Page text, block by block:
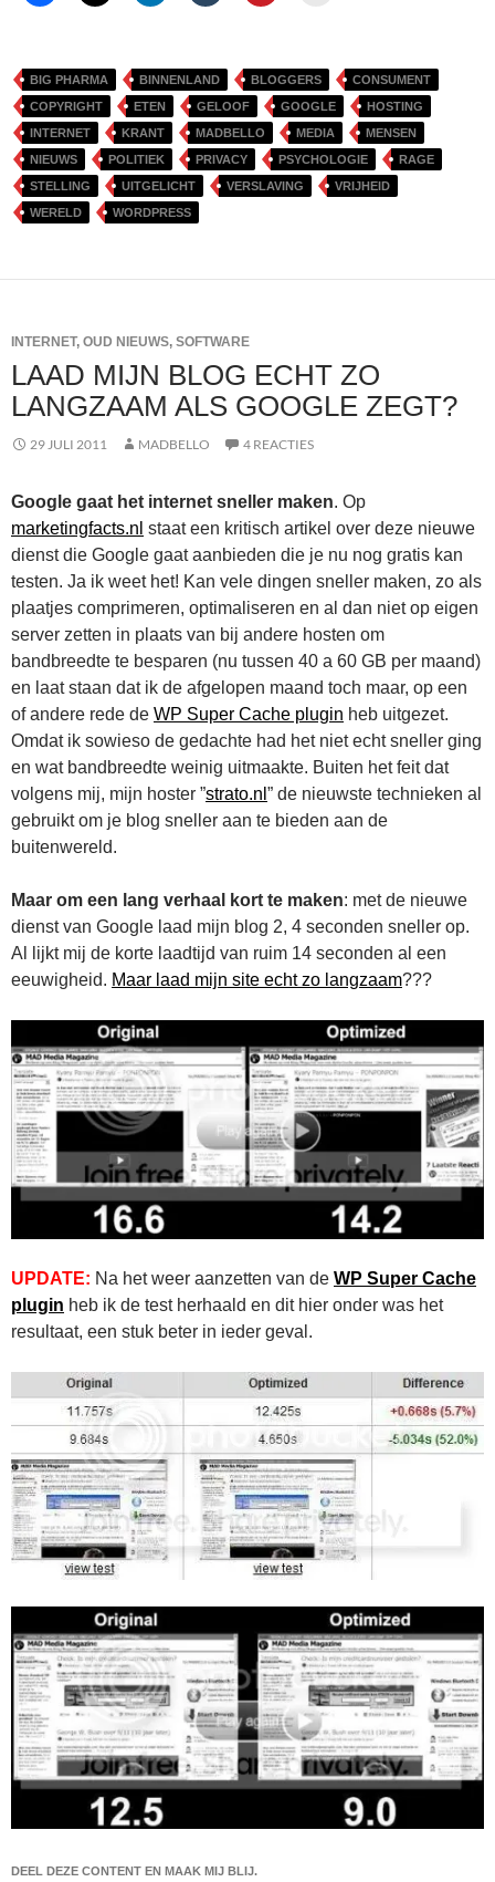
BIG PHARMA BINNENLAND BLOGGERS
CONSUMENT
COPYRIGHT
ETEN GELOOF GOOGLE
HOSTING
INTERNET
KRANT MADBELLO MEDIA
MENSEN
NIEUWS
POLITIEK PRIVACY PSYCHOLOGIE
RAGE
STELLING
UITGELICHT VERSLAVING
VRIJHEID
WERELD
WORDPRESS
INTERNET, OUD NIEUWS, SOFTWARE
LAAD MIJN BLOG ECHT ZO
LANGZAAM ALS GOOGLE ZEGT?
29 JULI 2011 MADBELLO 4 REACTIES
Google gaat het internet sneller maken. Op
marketingfacts.nl staat een kritisch artikel over deze nieuwe
dienst die Google gaat aanbieden die je nu nog gratis kan
testen. Ja ik weet het! Kan vele dingen sneller maken, zo als
plaatjes comprimeren, optimaliseren en al dan niet op eigen
server zetten in plaats van bij andere hosten om
bandbreedte te besparen (nu tussen 40 a 60 GB per maand)
en laat staan dat ik de afgelopen maand toch maar, op een
of andere rede de WP Super Cache plugin heb uitgezet.
Omdat ik sowieso de gedachte had het niet echt sneller ging
en wat bandbreedte weinig uitmaakte. Buiten het feit dat
volgens mij, mijn hoster ”strato.nl ” de nieuwste technieken al
gebruikt om je blog sneller aan te bieden aan de
buitenwereld.
Maar om een lang verhaal kort te maken: met de nieuwe
dienst van Google laad mijn blog 2, 4 seconden sneller op.
Al lijkt mij de korte laadtijd van ruim 14 seconden al een
eeuwigheid. Maar laad mijn site echt zo langzaam???
UPDATE: Na het weer aanzetten van de WP Super Cache
plugin heb ik de test herhaald en dit hier onder was het
resultaat, een stuk beter in ieder geval.
DEEL DEZE CONTENT EN MAAK MIJ BLIJ.